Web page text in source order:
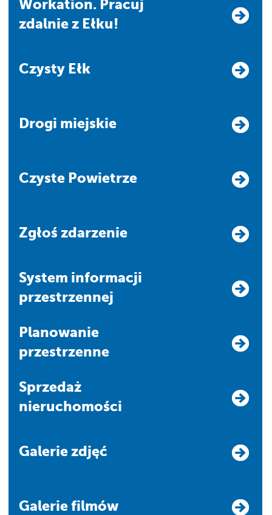
Workation. Pracuj
zdalnie z Ełku!
Czysty Ełk
Drogi miejskie
Czyste Powietrze
Zgłoś zdarzenie
system informacji
przestrzennej
Planowanie
przestrzenne
Sprzedaż
nieruchomości
Galerie zdjęć
Galerie filmów